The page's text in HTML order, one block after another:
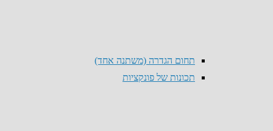
תחום הגדרה (משתנה אחד)
תכונות של פונקציות